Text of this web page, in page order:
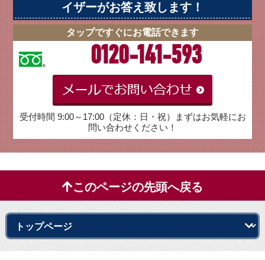
イザーがお答え致します！
タップですぐにお電話できます
0120-141-593
受付時間 9:00～17:00（定休：日・祝）まずはお気軽にお
問い合わせください！
このページの先頭へ戻る